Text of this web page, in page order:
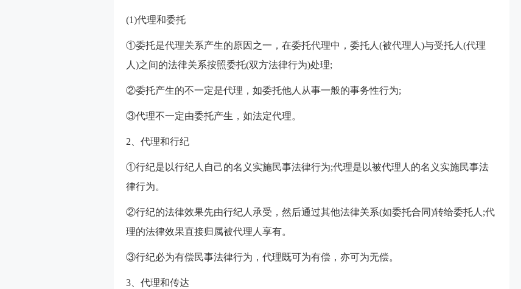
(1)代理和委托
①委托是代理关系产生的原因之一，在委托代理中，委托人(被代理人)与受托人(代理
人)之间的法律关系按照委托(双方法律行为)处理;
②委托产生的不一定是代理，如委托他人从事一般的事务性行为;
③代理不一定由委托产生，如法定代理。
2、代理和行纪
①行纪是以行纪人自己的名义实施民事法律行为;代理是以被代理人的名义实施民事法
律行为。
②行纪的法律效果先由行纪人承受，然后通过其他法律关系(如委托合同)转给委托人;代
理的法律效果直接归属被代理人享有。
③行纪必为有偿民事法律行为，代理既可为有偿，亦可为无偿。
3、代理和传达